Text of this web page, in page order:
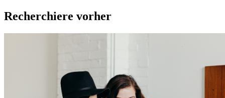
Recherchiere vorher